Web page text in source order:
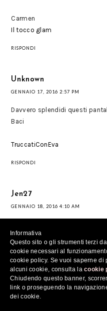
Carmen
Il tocco glam
RISPONDI
Unknown
GENNAIO 17, 2016 2:57 PM
Davvero splendidi questi
Baci
TruccatiConEva
RISPONDI
Jen27
GENNAIO 18, 2016 4:10 AM
-Jen
www.vibrantbeautyblog.com
RISPONDI
Informativa
Questo sito o gli strumenti terzi
cookie necessari al
cookie policy. Se vuoi saperne di
alcuni cookie, consulta lacookie
Chiudendo questo banner,
link o proseguendo la
dei cookie.